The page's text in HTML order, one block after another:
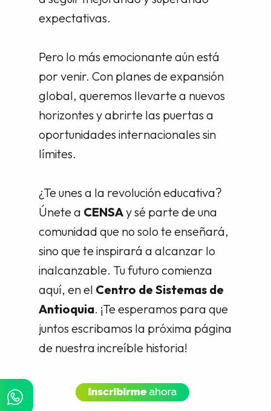
expectativas.
Pero lo más emocionante aún está
por venir. Con planes de expansión
global, queremos llevarte a nuevos
horizontes y abrirte las puertas a
oportunidades internacionales sin
límites.
¿Te unes a la revolución educativa?
Únete a CENSAy sé parte de una
comunidad que no solo te enseñará,
sino que te inspirará a alcanzar lo
inalcanzable. Tu futuro comienza
aquí, en el Centro de Sistemas de
Antioquia. ¡Te esperamos para que
juntos escribamos la próxima página
de nuestra increíble historia!